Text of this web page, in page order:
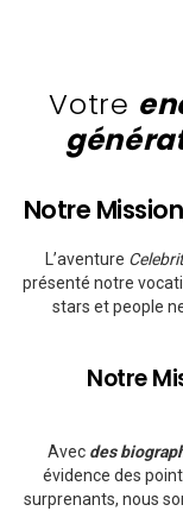
Votre
Notre
L’aventure
présenté notre
stars et people
Notre
Avec des
évidence des
surprenants, nous